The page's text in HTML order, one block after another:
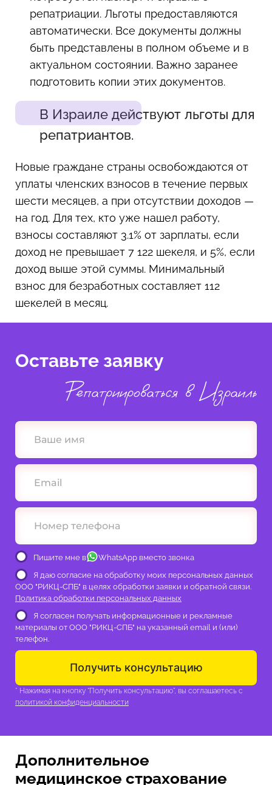
репатриации. Льготы предоставляются
автоматически. Все документы должны
быть представлены в полном объеме и в
актуальном состоянии. Важно заранее
подготовить копии этих документов.
В Израиле действуют льготы для
репатриантов.
Новые граждане страны освобождаются от
уплаты членских взносов в течение первых
шести месяцев, а при отсутствии доходов —
на год. Для тех, кто уже нашел работу,
взносы составляют 3.1% от зарплаты, если
доход не превышает 7 122 шекеля, и 5%, если
доход выше этой суммы. Минимальный
взнос для безработных составляет 112
шекелей в месяц.
Оставьте заявку
Репатриироваться в Израиль
Пишите мне в
WhatsApp вместо звонка
Я даю согласие на обработку моих персональных данных
ООО "РИКЦ-СПБ" в целях обработки заявки и обратной связи.
Политика обработки персональных данных
Я согласен получать информационные и рекламные
материалы от ООО "РИКЦ-СПБ" на указанный email и (или)
телефон.
Получить консультацию
* Нажимая на кнопку “Получить консультацию”, вы соглашаетесь с
политикой конфиденциальности
Дополнительное
медицинское страхование